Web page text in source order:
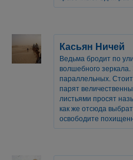
Касьян Ничей
Ведьма бродит по
волшебного
параллельных. Стоит
парят
листьями просят
как же отсюда
освободите